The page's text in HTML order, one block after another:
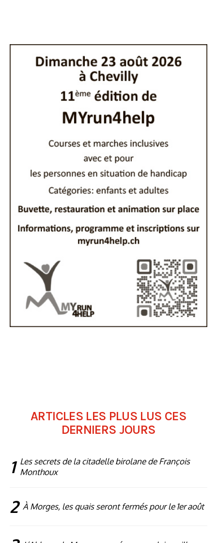
ARTICLES LES PLUS LUS CES
DERNIERS JOURS
1 Les secrets de la citadelle birolane de François
Monthoux
2 À Morges, les quais seront fermés pour le 1er août